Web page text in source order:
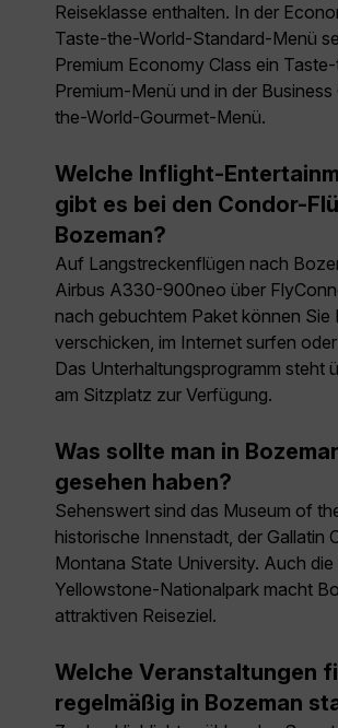
Reiseklasse enthalten. In der
Taste-the-World-Standard-Menü
Premium Economy Class ein
Premium-Menü und in der
the-World-Gourmet-Menü.
Welche Inflight-
gibt es bei den Condor-
Bozeman?
Auf Langstreckenflügen nach
Airbus A330-900neo über
nach gebuchtem Paket können Sie
verschicken, im Internet surfen
Das Unterhaltungsprogramm steht
am Sitzplatz zur Verfügung.
Was sollte man in
gesehen haben?
Sehenswert sind das Museum of
historische Innenstadt, der Gallatin
Montana State University. Auch die
Yellowstone-Nationalpark macht
attraktiven Reiseziel.
Welche Veranstaltungen
regelmäßig in Bozeman